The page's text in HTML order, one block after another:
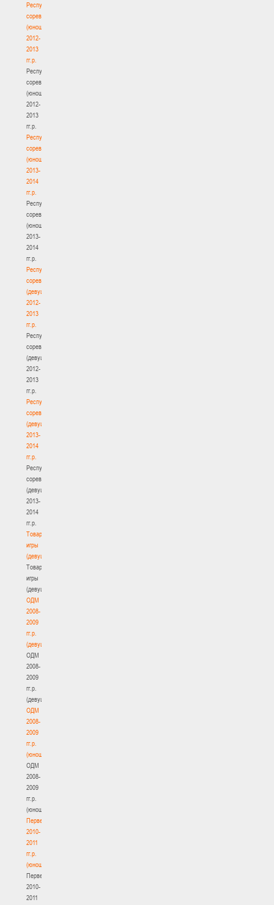
Республиканские
соревнования
(юноши)
2012-
2013
гг.р.
Республиканские
соревнования
(юноши)
2012-
2013
гг.р.
Республиканские
соревнования
(юноши)
2013-
2014
гг.р.
Республиканские
соревнования
(юноши)
2013-
2014
гг.р.
Республиканские
соревнования
(девушки)
2012-
2013
гг.р.
Республиканские
соревнования
(девушки)
2012-
2013
гг.р.
Республиканские
соревнования
(девушки)
2013-
2014
гг.р.
Республиканские
соревнования
(девушки)
2013-
2014
гг.р.
Товарищеские
игры
(девушки)
Товарищеские
игры
(девушки)
ОДМ
2008-
2009
гг.р.
(девушки)
ОДМ
2008-
2009
гг.р.
(девушки)
ОДМ
2008-
2009
гг.р.
(юноши)
ОДМ
2008-
2009
гг.р.
(юноши)
Первенство
2010-
2011
гг.р.
(юноши)
Первенство
2010-
2011